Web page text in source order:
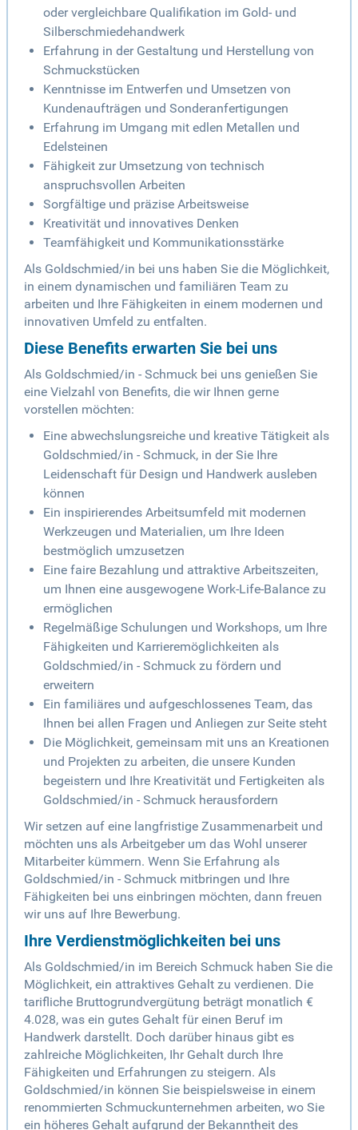
oder vergleichbare Qualifikation im Gold- und
Silberschmiedehandwerk
Erfahrung in der Gestaltung und Herstellung von
Schmuckstücken
Kenntnisse im Entwerfen und Umsetzen von
Kundenaufträgen und Sonderanfertigungen
Erfahrung im Umgang mit edlen Metallen und
Edelsteinen
Fähigkeit zur Umsetzung von technisch
anspruchsvollen Arbeiten
Sorgfältige und präzise Arbeitsweise
Kreativität und innovatives Denken
Teamfähigkeit und Kommunikationsstärke
Als Goldschmied/in bei uns haben Sie die Möglichkeit,
in einem dynamischen und familiären Team zu
arbeiten und Ihre Fähigkeiten in einem modernen und
innovativen Umfeld zu entfalten.
Diese Benefits erwarten Sie bei uns
Als Goldschmied/in - Schmuck bei uns genießen Sie
eine Vielzahl von Benefits, die wir Ihnen gerne
vorstellen möchten:
Eine abwechslungsreiche und kreative Tätigkeit als
Goldschmied/in - Schmuck, in der Sie Ihre
Leidenschaft für Design und Handwerk ausleben
können
Ein inspirierendes Arbeitsumfeld mit modernen
Werkzeugen und Materialien, um Ihre Ideen
bestmöglich umzusetzen
Eine faire Bezahlung und attraktive Arbeitszeiten,
um Ihnen eine ausgewogene Work-Life-Balance zu
ermöglichen
Regelmäßige Schulungen und Workshops, um Ihre
Fähigkeiten und Karrieremöglichkeiten als
Goldschmied/in - Schmuck zu fördern und
erweitern
Ein familiäres und aufgeschlossenes Team, das
Ihnen bei allen Fragen und Anliegen zur Seite steht
Die Möglichkeit, gemeinsam mit uns an Kreationen
und Projekten zu arbeiten, die unsere Kunden
begeistern und Ihre Kreativität und Fertigkeiten als
Goldschmied/in - Schmuck herausfordern
Wir setzen auf eine langfristige Zusammenarbeit und
möchten uns als Arbeitgeber um das Wohl unserer
Mitarbeiter kümmern. Wenn Sie Erfahrung als
Goldschmied/in - Schmuck mitbringen und Ihre
Fähigkeiten bei uns einbringen möchten, dann freuen
wir uns auf Ihre Bewerbung.
Ihre Verdienstmöglichkeiten bei uns
Als Goldschmied/in im Bereich Schmuck haben Sie die
Möglichkeit, ein attraktives Gehalt zu verdienen. Die
tarifliche Bruttogrundvergütung beträgt monatlich €
4.028, was ein gutes Gehalt für einen Beruf im
Handwerk darstellt. Doch darüber hinaus gibt es
zahlreiche Möglichkeiten, Ihr Gehalt durch Ihre
Fähigkeiten und Erfahrungen zu steigern. Als
Goldschmied/in können Sie beispielsweise in einem
renommierten Schmuckunternehmen arbeiten, wo Sie
ein höheres Gehalt aufgrund der Bekanntheit des